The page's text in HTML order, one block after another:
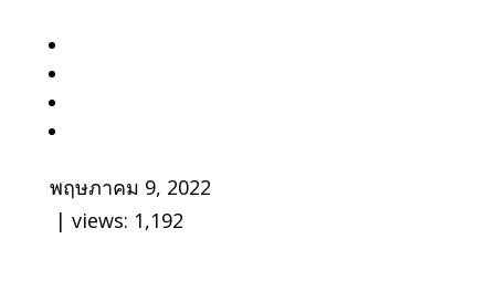
พฤษภาคม 9, 2022
| views: 1,192